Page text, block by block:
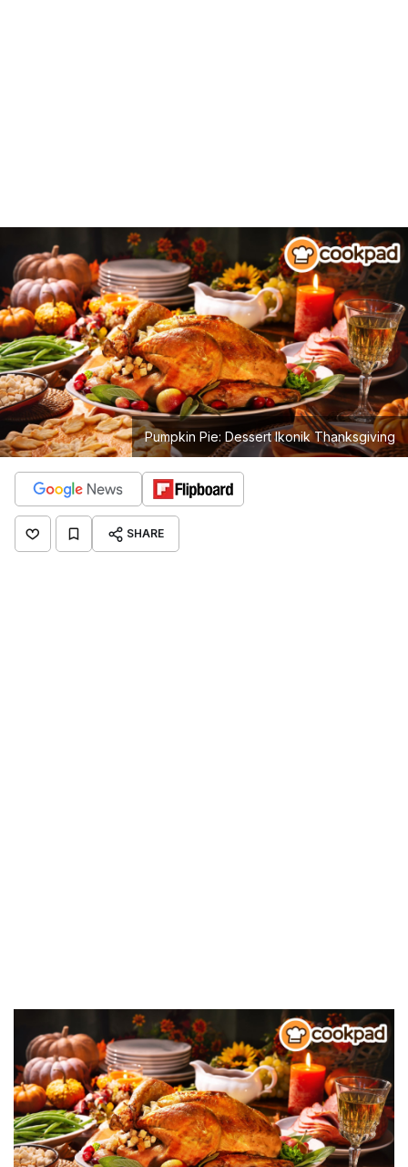
Pumpkin Pie: Dessert Ikonik Thanksgiving
SHARE